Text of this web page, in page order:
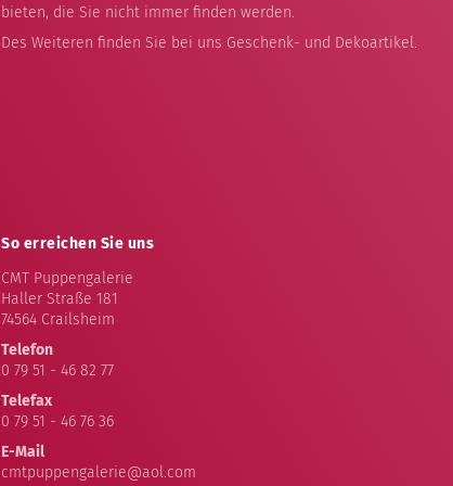
bieten, die Sie nicht immer finden werden.
Des Weiteren finden Sie bei uns Geschenk- und Dekoartikel.
So erreichen Sie uns
CMT Puppengalerie
Haller Straße 181
74564 Crailsheim
Telefon
0 79 51 - 46 82 77
Telefax
0 79 51 - 46 76 36
E-Mail
cmtpuppengalerie@aol.com